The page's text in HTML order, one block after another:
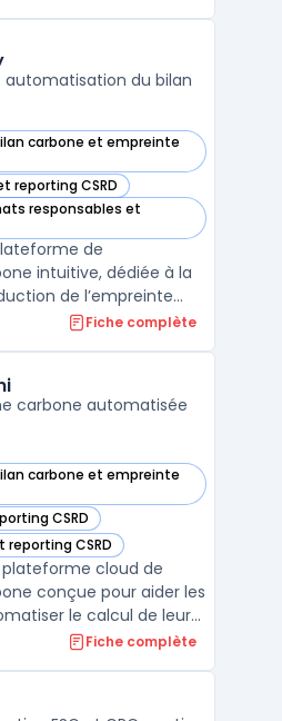
couvrant à la fois les
automatisation du bilan
carbone et empreinte
cette catégorie
reporting CSRD
cette catégorie
responsables et
cette catégorie
de
intuitive, dédiée à la
de l’empreinte
Elle s’intègre
etc.), perm ...
Fiche complète
carbone automatisée
carbone et empreinte
cette catégorie
CSRD
cette catégorie
reporting CSRD
cette catégorie
cloud de
conçue pour aider les
le calcul de leur
et à se conformer aux
permet de suivre les
Fiche complète